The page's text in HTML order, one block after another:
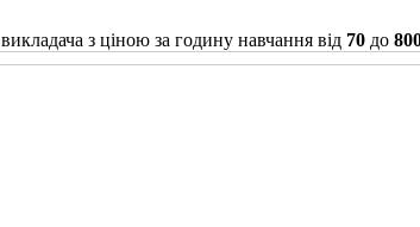
з ціною за годину навчання від 70 до